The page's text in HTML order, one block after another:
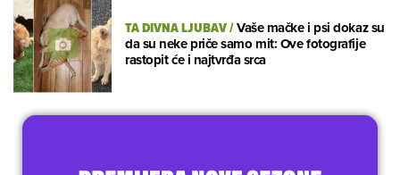
TA DIVNA LJUBAV/Vaše mačke i psi dokaz su
da su neke priče samo mit: Ove fotografije
rastopit će i najtvrđa srca